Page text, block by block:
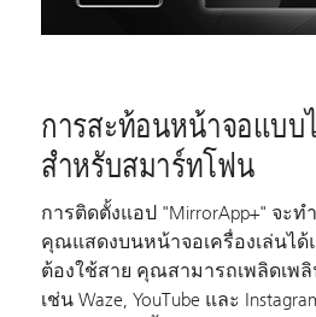
การสะท้อนหน้าจอแบบ
สำหรับสมาร์ทโฟน
การติดตั้งแอป "MirrorApp+" จะ
คุณแสดงบนหน้าจอเครื่องเล่นได้
ต้องใช้สาย คุณสามารถเพลิดเพ
เช่น Waze, YouTube และ